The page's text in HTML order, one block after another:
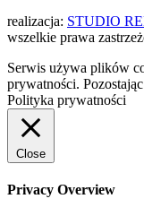
realizacja: STUDIO
wszelkie prawa
Serwis używa plików
prywatności.
Polityka prywatności
Close
Privacy Overview